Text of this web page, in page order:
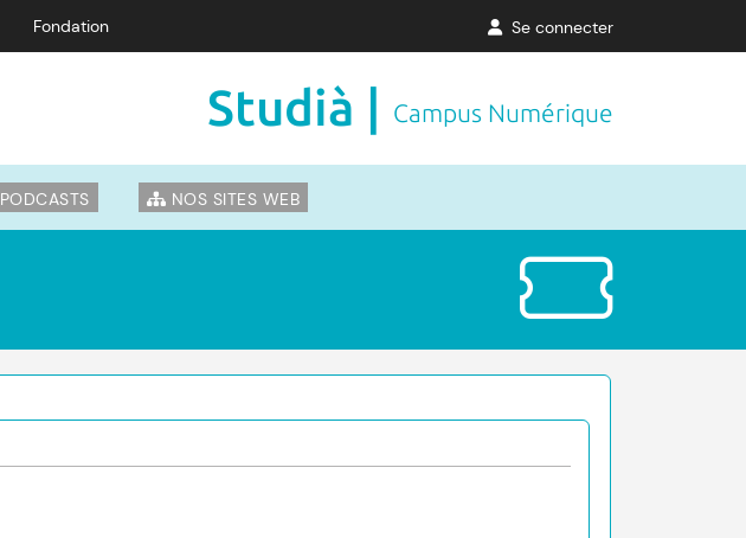
Fondation Se connecter
Studià | Campus Numérique
PODCASTS NOS SITES WEB